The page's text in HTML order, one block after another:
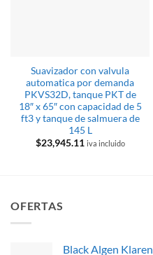
Suavizador con valvula
automatica por demanda
PKVS32D, tanque PKT de
18″ x 65″ con capacidad de 5
ft3 y tanque de salmuera de
145 L
$23,945.11 iva incluido
OFERTAS
Black Algen Klaren